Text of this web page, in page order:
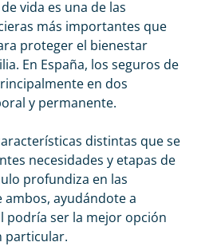
vida es una de las
más importantes que
proteger el bienestar
En España, los seguros de
en dos
y permanente.
distintas que se
necesidades y etapas de
profundiza en las
ayudándote a
podría ser la mejor opción
particular.